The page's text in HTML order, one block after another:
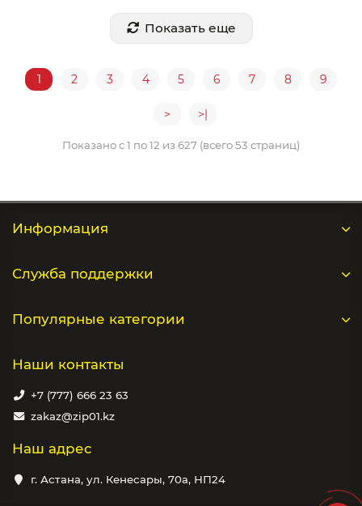
Показать еще
1 2 3 4 5 6 7 8 9
> >|
Показано с 1 по 12 из 627 (всего 53 страниц)
Информация
Служба поддержки
Популярные категории
Наши контакты
+7 (777) 666 23 63
zakaz@zip01.kz
Наш адрес
г. Астана, ул. Кенесары, 70а, НП24